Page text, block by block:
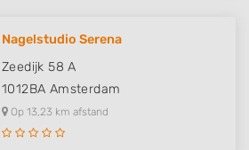
Nagelstudio Serena
Zeedijk 58 A
1012BA Amsterdam
Op 13,23 km afstand